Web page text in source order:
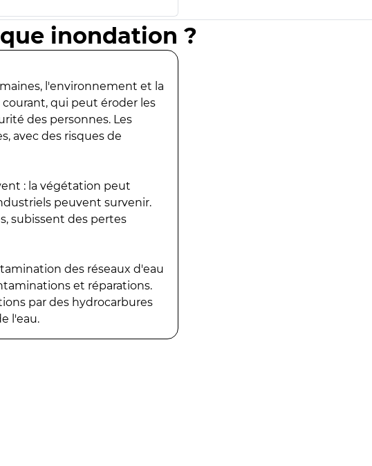
inondation ?
l'environnement et la
qui peut éroder les
des personnes. Les
avec des risques de
: la végétation peut
peuvent survenir.
subissent des pertes
des réseaux d'eau
et réparations.
par des hydrocarbures
l'eau.